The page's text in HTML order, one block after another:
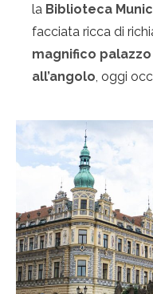
la Biblioteca
facciata ricca di
magnifico
all’angolo, oggi